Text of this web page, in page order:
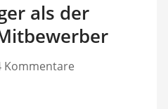
als der
Kommentare